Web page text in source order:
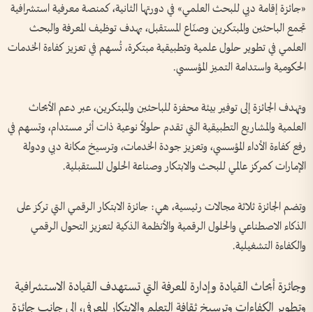
«جائزة إقامة دبي للبحث العلمي» في دورتها الثانية، كمنصة معرفية استشرافية
تجمع الباحثين والمبتكرين وصنّاع المستقبل، بهدف توظيف المعرفة والبحث
العلمي في تطوير حلول علمية وتطبيقية مبتكرة، تُسهم في تعزيز كفاءة الخدمات
الحكومية واستدامة التميز المؤسسي.
وتهدف الجائزة إلى توفير بيئة محفزة للباحثين والمبتكرين، عبر دعم الأبحاث
العلمية والمشاريع التطبيقية التي تقدم حلولاً نوعية ذات أثر مستدام، وتسهم في
رفع كفاءة الأداء المؤسسي، وتعزيز جودة الخدمات، وترسيخ مكانة دبي ودولة
الإمارات كمركز عالمي للبحث والابتكار وصناعة الحلول المستقبلية.
وتضم الجائزة ثلاثة مجالات رئيسية، هي: جائزة الابتكار الرقمي التي تركز على
الذكاء الاصطناعي والحلول الرقمية والأنظمة الذكية لتعزيز التحول الرقمي
والكفاءة التشغيلية.
وجائزة أبحاث القيادة وإدارة المعرفة التي تستهدف القيادة الاستشرافية